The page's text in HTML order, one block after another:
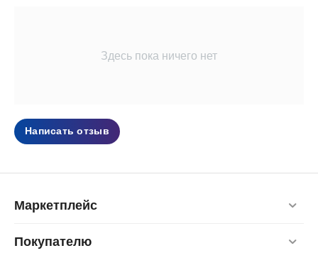
Здесь пока ничего нет
Написать отзыв
Маркетплейс
Покупателю